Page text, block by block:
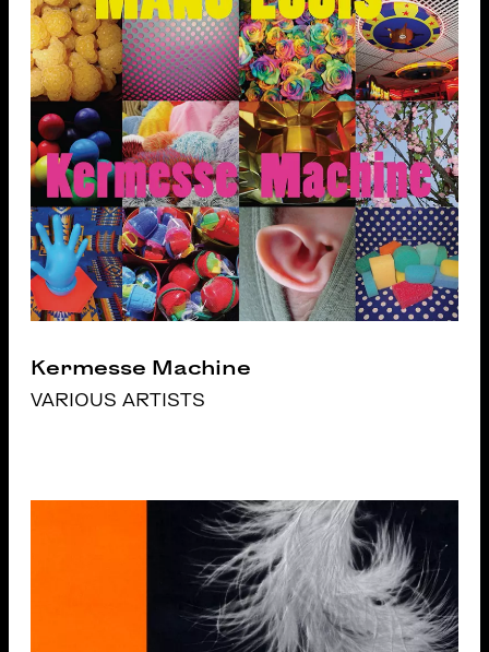
Kermesse Machine
VARIOUS ARTISTS